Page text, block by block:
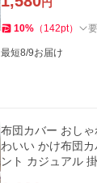
10% （ 142pt）
最短8/9お届け
布団カバー おし
わいい かけ布団
ント カジュアル